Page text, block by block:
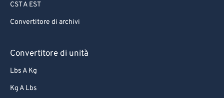
CST A EST
Convertitore di archivi
Convertitore di unità
Lbs A Kg
Kg A Lbs